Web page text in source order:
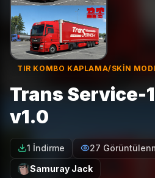
TIR KOMBO KAPLAMA/SKIN
Trans Service-
v1.0
1 İndirme 27
Samuray Jack